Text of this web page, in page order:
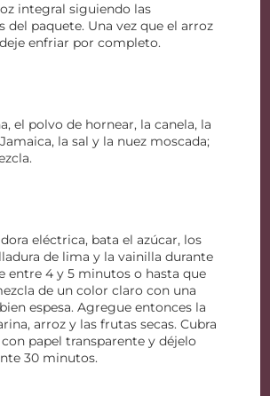
integral siguiendo las
del paquete. Una vez que el arroz
enfriar por completo.
el polvo de hornear, la canela, la
la sal y la nuez moscada;
eléctrica, bata el azúcar, los
de lima y la vainilla durante
entre 4 y 5 minutos o hasta que
de un color claro con una
espesa. Agregue entonces la
arroz y las frutas secas. Cubra
papel transparente y déjelo
30 minutos.